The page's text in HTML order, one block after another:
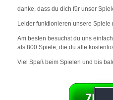
danke, dass du dich für unser
Leider funktionieren unsere
Am besten besuchst du uns
als 800 Spiele, die du alle
Viel Spaß beim Spielen und bis